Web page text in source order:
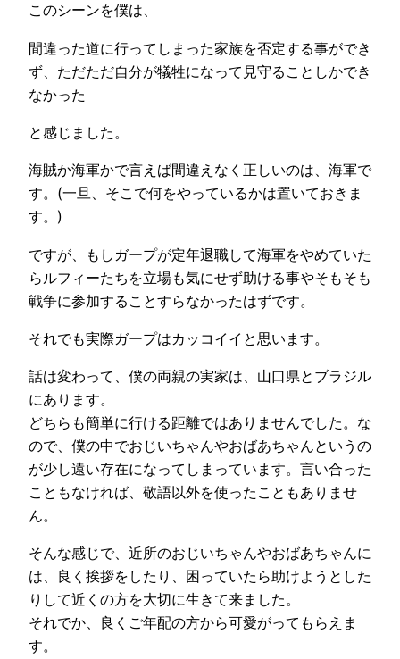
このシーンを僕は、
間違った道に行ってしまった家族を否定する事ができ
ず、ただただ自分が犠牲になって見守ることしかでき
なかった
と感じました。
海賊か海軍かで言えば間違えなく正しいのは、海軍で
す。(一旦、そこで何をやっているかは置いておきま
す。)
ですが、もしガープが定年退職して海軍をやめていた
らルフィーたちを立場も気にせず助ける事やそもそも
戦争に参加することすらなかったはずです。
それでも実際ガープはカッコイイと思います。
話は変わって、僕の両親の実家は、山口県とブラジル
にあります。
どちらも簡単に行ける距離ではありませんでした。な
ので、僕の中でおじいちゃんやおばあちゃんというの
が少し遠い存在になってしまっています。言い合った
こともなければ、敬語以外を使ったこともありませ
ん。
そんな感じで、近所のおじいちゃんやおばあちゃんに
は、良く挨拶をしたり、困っていたら助けようとした
りして近くの方を大切に生きて来ました。
それでか、良くご年配の方から可愛がってもらえま
す。